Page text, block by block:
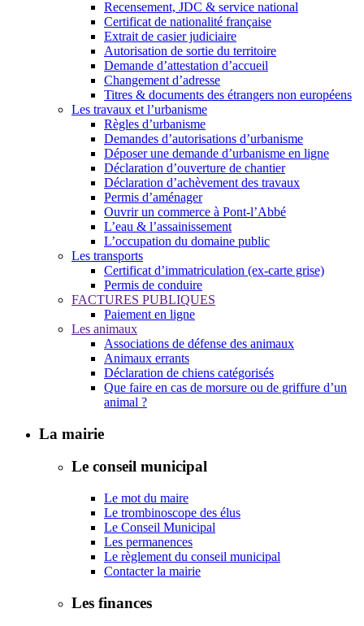
Recensement, JDC & service national
Certificat de nationalité française
Extrait de casier judiciaire
Autorisation de sortie du territoire
Demande d’attestation d’accueil
Changement d’adresse
Titres & documents des étrangers non européens
Les travaux et l’urbanisme
Règles d’urbanisme
Demandes d’autorisations d’urbanisme
Déposer une demande d’urbanisme en ligne
Déclaration d’ouverture de chantier
Déclaration d’achèvement des travaux
Permis d’aménager
Ouvrir un commerce à Pont-l’Abbé
L’eau & l’assainissement
L’occupation du domaine public
Les transports
Certificat d’immatriculation (ex-carte grise)
Permis de conduire
FACTURES PUBLIQUES
Paiement en ligne
Les animaux
Associations de défense des animaux
Animaux errants
Déclaration de chiens catégorisés
Que faire en cas de morsure ou de griffure d’un
animal ?
La mairie
Le conseil municipal
Le mot du maire
Le trombinoscope des élus
Le Conseil Municipal
Les permanences
Le règlement du conseil municipal
Contacter la mairie
Les finances